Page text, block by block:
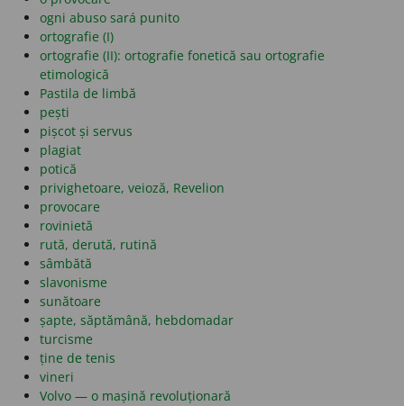
ogni abuso sará punito
ortografie (I)
ortografie (II): ortografie fonetică sau ortografie
etimologică
Pastila de limbă
pești
pișcot și servus
plagiat
potică
privighetoare, veioză, Revelion
provocare
rovinietă
rută, derută, rutină
sâmbătă
slavonisme
sunătoare
șapte, săptămână, hebdomadar
turcisme
ține de tenis
vineri
Volvo — o mașină revoluționară